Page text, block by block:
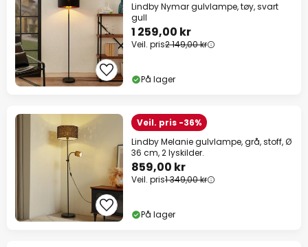
Lindby Nymar gulvlampe, tøy, svart
gull
1 259,00 kr
Veil. pris2 149,00 kr
På lager
Veil. pris -36%
Lindby Melanie gulvlampe, grå, stoff, Ø
36 cm, 2 lyskilder.
859,00 kr
Veil. pris1 349,00 kr
På lager